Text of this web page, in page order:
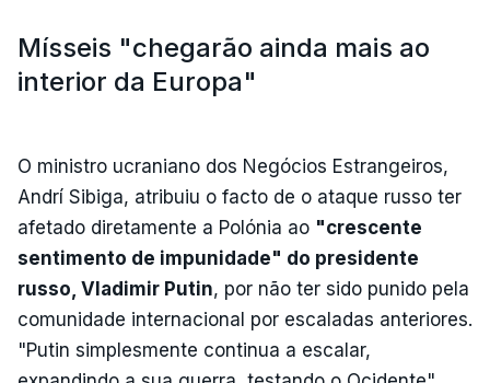
Mísseis "chegarão ainda mais ao
interior da Europa"
O ministro ucraniano dos Negócios Estrangeiros,
Andrí Sibiga, atribuiu o facto de o ataque russo ter
afetado diretamente a Polónia ao "crescente
sentimento de impunidade" do presidente
russo, Vladimir Putin, por não ter sido punido pela
comunidade internacional por escaladas anteriores.
"Putin simplesmente continua a escalar,